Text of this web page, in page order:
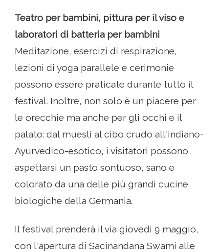
Teatro per bambini, pittura per il viso e
laboratori di batteria per bambini
Meditazione, esercizi di respirazione,
lezioni di yoga parallele e cerimonie
possono essere praticate durante tutto il
festival. Inoltre, non solo è un piacere per
le orecchie ma anche per gli occhi e il
palato: dal muesli al cibo crudo all'indiano-
Ayurvedico-esotico, i visitatori possono
aspettarsi un pasto sontuoso, sano e
colorato da una delle più grandi cucine
biologiche della Germania.
Il festival prenderà il via giovedì 9 maggio,
con l'apertura di Sacinandana Swami alle